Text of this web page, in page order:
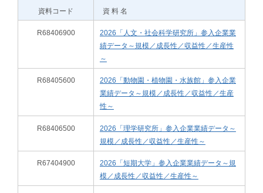
資料コード 資 料 名
R68406900
2026「人文・社会科学研究所」参入企業業
績データ～規模／成長性／収益性／生産性
～
R68405600
2026「動物園・植物園・水族館」参入企業
業績データ～規模／成長性／収益性／生産
性～
R68406500
2026「理学研究所」参入企業業績データ～
規模／成長性／収益性／生産性～
R67404900
2026「短期大学」参入企業業績データ～規
模／成長性／収益性／生産性～